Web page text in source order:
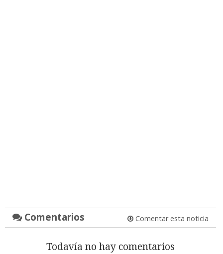
Comentarios Comentar esta noticia
Todavía no hay comentarios